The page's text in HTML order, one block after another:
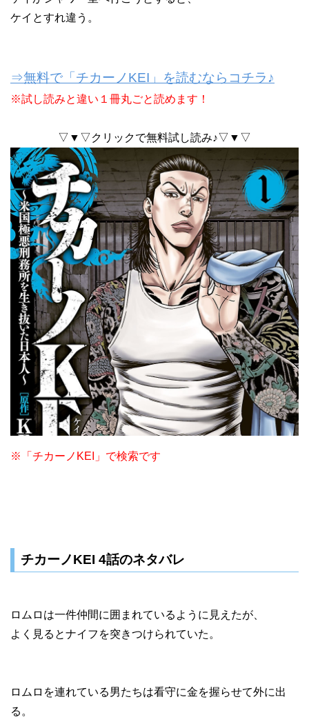
ケイとすれ違う。
⇒無料で「チカーノKEI」を読むならコチラ♪
※試し読みと違い１冊丸ごと読めます！
▽▼▽クリックで無料試し読み♪▽▼▽
※「チカーノKEI」で検索です
チカーノKEI 4話のネタバレ
ロムロは一件仲間に囲まれているように見えたが、
よく見るとナイフを突きつけられていた。
ロムロを連れている男たちは看守に金を握らせて外に出
る。